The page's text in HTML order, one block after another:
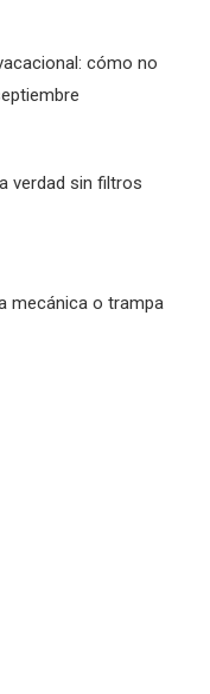
cómo no
verdad sin filtros
mecánica o trampa